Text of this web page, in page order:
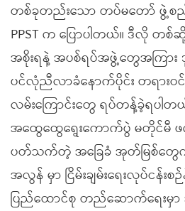
တစ်ခုတည်းသော တပ်မတော် ဖွဲ့စ
PPST က ပြောပါတယ်။ ဒီလို တ
အစိုးရနဲ့ အပစ်ရပ်အဖွဲ့တွေအကြား
ပင်လုံညီလာခံနောက်ပိုင်း တရားဝ
လမ်းကြောင်းတွေ ရပ်တန့်ခဲ့ရပါတ
အထွေထွေရွေးကောက်ပွဲ မတိုင်မီ
ပတ်သက်တဲ့ အခြေခံ အုတ်မြစ်တွေကို
အလွန် မှာ ငြိမ်းချမ်းရေးလုပ်ငန်း
ပြည်ထောင်စု တည်ဆောက်ရေးမှ